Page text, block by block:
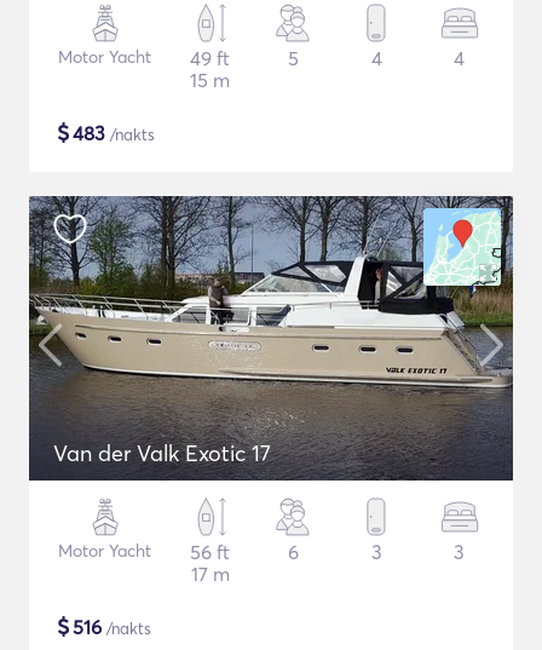
Motor Yacht
49 ft
15 m
5 4 4
$483 /nakts
Van der Valk Exotic 17
Motor Yacht
56 ft
17 m
6 3 3
$516 /nakts